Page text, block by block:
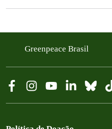
Filter posts
Greenpeace Brasil